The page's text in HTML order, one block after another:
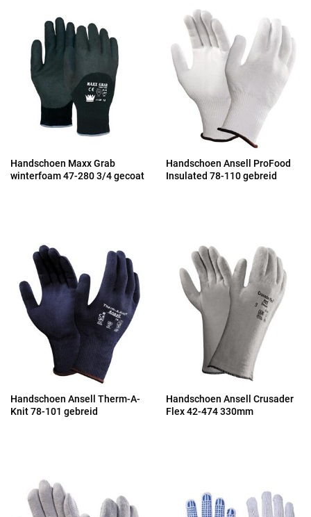
Handschoen Maxx Grab
winterfoam 47-280 3/4 gecoat
Handschoen Ansell ProFood
Insulated 78-110 gebreid
Handschoen Ansell Therm-A-
Knit 78-101 gebreid
Handschoen Ansell Crusader
Flex 42-474 330mm